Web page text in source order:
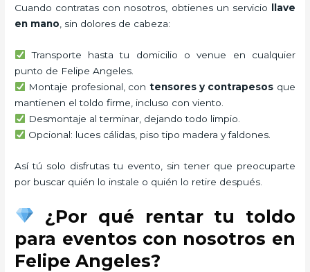
Cuando contratas con nosotros, obtienes un servicio
llave
en mano , sin dolores de cabeza:
Transporte hasta tu domicilio o venue en cualquier
punto de Felipe Angeles.
Montaje profesional, con tensores y contrapesos que
mantienen el toldo firme, incluso con viento.
Desmontaje al terminar, dejando todo limpio.
Opcional: luces cálidas, piso tipo madera y faldones.
Así tú solo disfrutas tu evento, sin tener que preocuparte
por buscar quién lo instale o quién lo retire después.
¿Por qué rentar tu toldo
para eventos con nosotros en
Felipe Angeles?